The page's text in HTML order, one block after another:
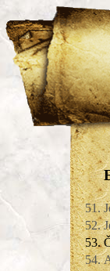
51.
52.
53.
54.